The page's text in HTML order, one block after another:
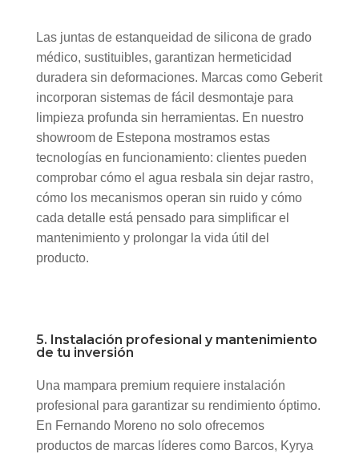
Las juntas de estanqueidad de silicona de grado
médico, sustituibles, garantizan hermeticidad
duradera sin deformaciones. Marcas como Geberit
incorporan sistemas de fácil desmontaje para
limpieza profunda sin herramientas. En nuestro
showroom de Estepona mostramos estas
tecnologías en funcionamiento: clientes pueden
comprobar cómo el agua resbala sin dejar rastro,
cómo los mecanismos operan sin ruido y cómo
cada detalle está pensado para simplificar el
mantenimiento y prolongar la vida útil del
producto.
5. Instalación profesional y mantenimiento
de tu inversión
Una mampara premium requiere instalación
profesional para garantizar su rendimiento óptimo.
En Fernando Moreno no solo ofrecemos
productos de marcas líderes como Barcos, Kyrya